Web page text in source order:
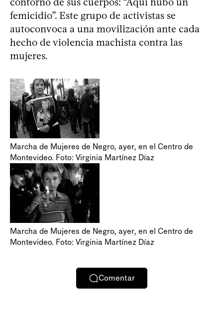
femicidio”. Este grupo de activistas se
autoconvoca a una movilización ante cada
hecho de violencia machista contra las
mujeres.
Marcha de Mujeres de Negro, ayer, en el Centro de
Montevideo. Foto: Virginia Martínez Díaz
Marcha de Mujeres de Negro, ayer, en el Centro de
Montevideo. Foto: Virginia Martínez Díaz
Comentar